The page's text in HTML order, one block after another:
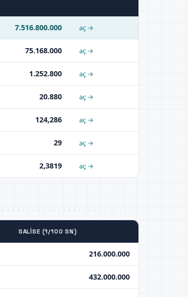
7.516.800.000 aç →
75.168.000 aç →
1.252.800 aç →
20.880 aç →
124,286 aç →
29 aç →
2,3819 aç →
SALISE (1/100 SN)
216.000.000
432.000.000